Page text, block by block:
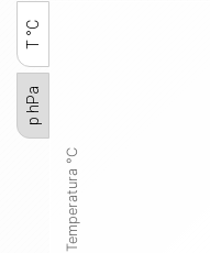
T °C
p hPa
Temperatura °C